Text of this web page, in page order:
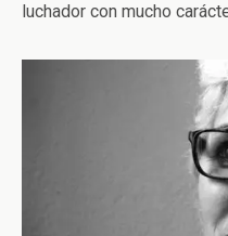
luchador con mucho